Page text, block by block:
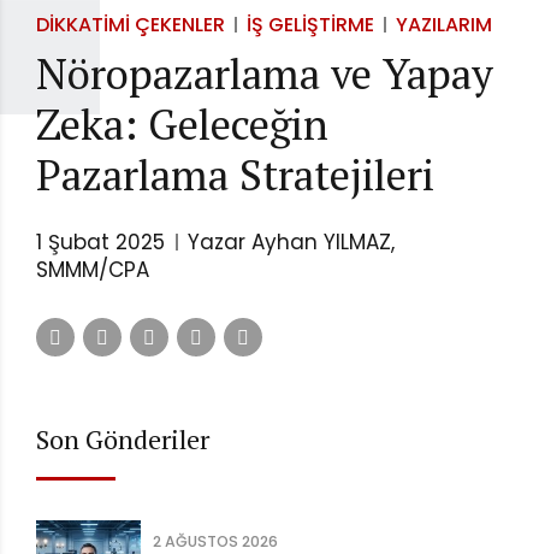
DIKKATIMI ÇEKENLER İŞ GELIŞTIRME YAZILARIM
Nöropazarlama ve Yapay
Zeka: Geleceğin
Pazarlama Stratejileri
1 Şubat 2025
Yazar Ayhan YILMAZ,
SMMM/CPA
Son Gönderiler
2 AĞUSTOS 2026